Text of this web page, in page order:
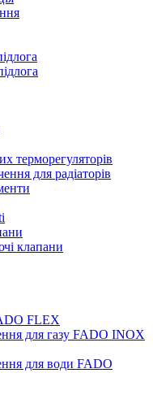
терморегуляторів
для радіаторів
клапани
FLEX
для газу FADO INOX
для води FADO